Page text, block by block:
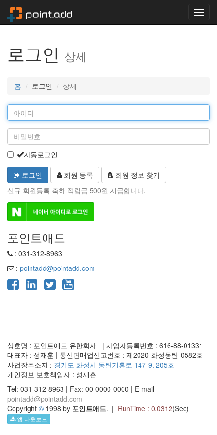
로그인 상세
홈 로그인 상세
자동로그인
로그인 회원 등록
회원 정보 찾기
신규 회원등록 축하 적립금 500원 지급합니다.
포인트애드
: 031-312-8963
: pointadd@pointadd.com
상호명 : 포인트애드 유한회사 | 사업자등록번호 : 616-88-01331
대표자 : 성재훈 | 통신판매업신고번호 : 제2020-화성동탄-0582호
사업장주소지 : 경기도 화성시 동탄기흥로 147-9, 205호
개인정보 보호책임자 : 성재훈
Tel: 031-312-8963 | Fax: 00-0000-0000 | E-mail:
pointadd@pointadd.com
Copyright © 1998 by 포인트애드. | RunTime : 0.0312(Sec)
앱 다운로드